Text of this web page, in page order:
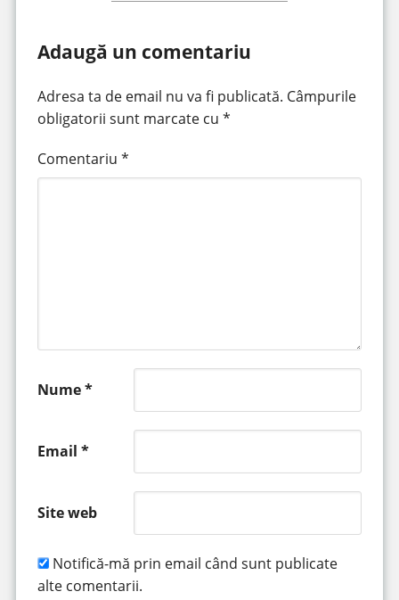
Adaugă un comentariu
Adresa ta de email nu va fi publicată. Câmpurile
obligatorii sunt marcate cu *
Comentariu *
Nume*
Email *
Site web
Notifică-mă prin email când sunt publicate
alte comentarii.